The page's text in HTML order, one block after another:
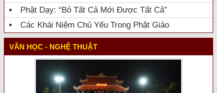
Phật Dạy: “Bỏ Tất Cả Mới Được Tất Cả”
Các Khái Niệm Chủ Yếu Trong Phật Giáo
VĂN HỌC - NGHỆ THUẬT